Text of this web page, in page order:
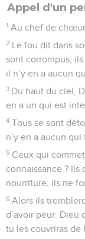
Appel d'un
1 Au chef de
2 Le fou dit dans
sont corrompus,
il n’y en a aucun
3 Du haut du ciel,
en a un qui est
4 Tous se sont
n’y en a aucun
5 Ceux qui
connaissance ?
nourriture, ils ne
6 Alors ils
d’avoir peur. Dieu
tu les couvriras de